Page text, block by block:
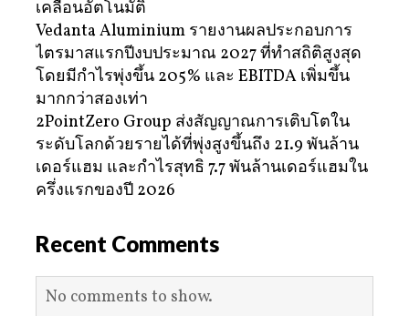
เคลื่อนอัตโนมัติ
Vedanta Aluminium รายงานผลประกอบการ
ไตรมาสแรกปีงบประมาณ 2027 ที่ทำสถิติสูงสุด
โดยมีกำไรพุ่งขึ้น 205% และ EBITDA เพิ่มขึ้น
มากกว่าสองเท่า
2PointZero Group ส่งสัญญาณการเติบโตใน
ระดับโลกด้วยรายได้ที่พุ่งสูงขึ้นถึง 21.9 พันล้าน
เดอร์แฮม และกำไรสุทธิ 7.7 พันล้านเดอร์แฮมใน
ครึ่งแรกของปี 2026
Recent Comments
No comments to show.